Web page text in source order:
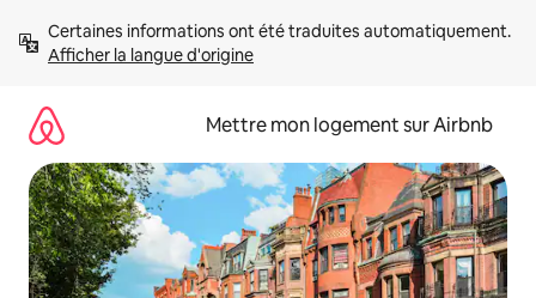
directement
Afficher la langue d'origine
Mettre mon logement sur Airbnb